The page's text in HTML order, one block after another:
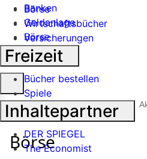
Banken
Geldanlage
Börse
Industrie
Suche
öffnen
manager magazin Börse
Börse
Wirtschaftsbücher
Versicherungen
Freizeit
Bücher bestellen
Spiele
Inhaltepartner
DER SPIEGEL
The Economist